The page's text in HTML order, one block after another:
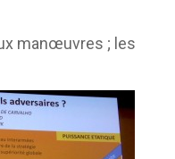
manœuvres ; les